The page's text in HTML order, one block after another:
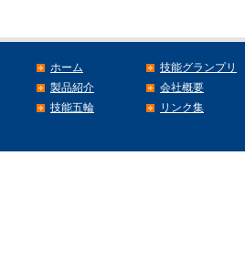
ホーム
製品紹介
技能五輪
技能グランプリ
会社概要
リンク集